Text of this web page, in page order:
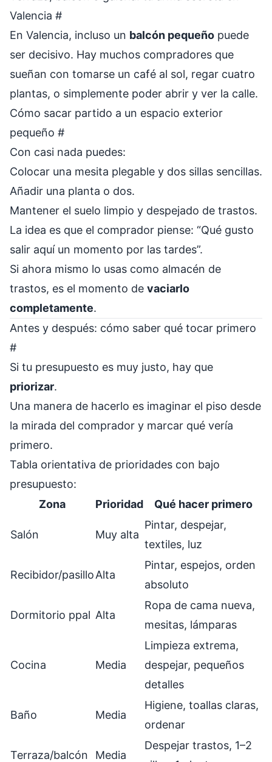
Valencia #
En Valencia, incluso un balcón pequeño puede
ser decisivo. Hay muchos compradores que
sueñan con tomarse un café al sol, regar cuatro
plantas, o simplemente poder abrir y ver la calle.
Cómo sacar partido a un espacio exterior
pequeño #
Con casi nada puedes:
Colocar una mesita plegable y dos sillas sencillas.
Añadir una planta o dos.
Mantener el suelo limpio y despejado de trastos.
La idea es que el comprador piense: “Qué gusto
salir aquí un momento por las tardes”.
Si ahora mismo lo usas como almacén de
trastos, es el momento de vaciarlo
completamente.
Antes y después: cómo saber qué tocar primero
#
Si tu presupuesto es muy justo, hay que
priorizar.
Una manera de hacerlo es imaginar el piso desde
la mirada del comprador y marcar qué vería
primero.
Tabla orientativa de prioridades con bajo
presupuesto:
Zona
Prioridad Qué hacer primero
Salón Muy alta
Pintar, despejar,
textiles, luz
Recibidor/pasilloAlta
Pintar, espejos, orden
absoluto
Dormitorio ppal Alta
Ropa de cama nueva,
mesitas, lámparas
Cocina Media
Limpieza extrema,
despejar, pequeños
detalles
Baño Media
Higiene, toallas claras,
ordenar
Terraza/balcón Media
Despejar trastos, 1–2